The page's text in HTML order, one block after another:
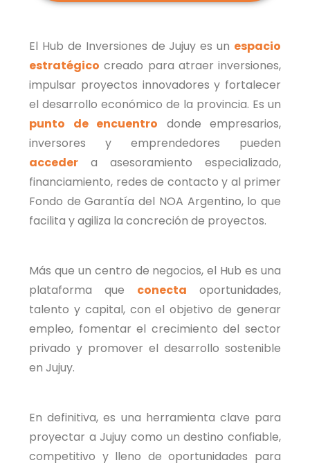
El Hub de Inversiones de Jujuy es un espacio
estratégico creado para atraer inversiones,
impulsar proyectos innovadores y fortalecer
el desarrollo económico de la provincia. Es un
punto de encuentro donde empresarios,
inversores y emprendedores pueden
acceder a asesoramiento especializado,
financiamiento, redes de contacto y al primer
Fondo de Garantía del NOA Argentino, lo que
facilita y agiliza la concreción de proyectos.
Más que un centro de negocios, el Hub es una
plataforma que conecta oportunidades,
talento y capital, con el objetivo de generar
empleo, fomentar el crecimiento del sector
privado y promover el desarrollo sostenible
en Jujuy.
En definitiva, es una herramienta clave para
proyectar a Jujuy como un destino confiable,
competitivo y lleno de oportunidades para